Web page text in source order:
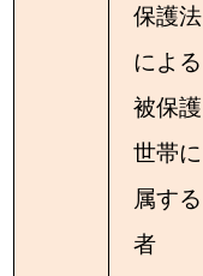
保護法
による
被保護
世帯に
属する
者